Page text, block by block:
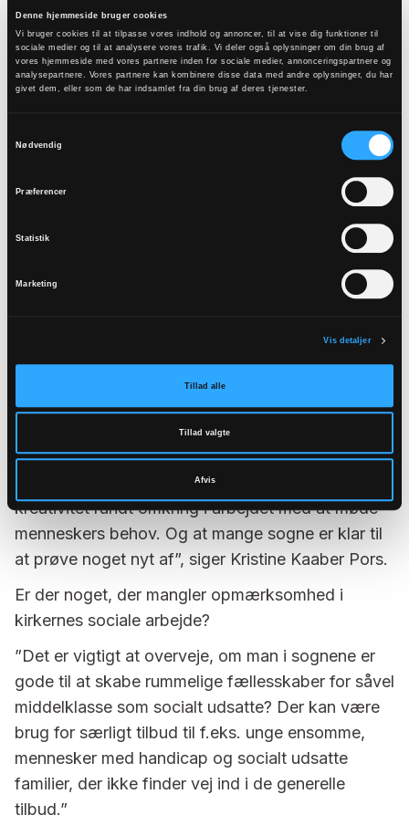
Denne hjemmeside bruger cookies
Vi bruger cookies til at tilpasse vores indhold og annoncer, til at vise dig funktioner til
sociale medier og til at analysere vores trafik. Vi deler også oplysninger om din brug af
vores hjemmeside med vores partnere inden for sociale medier, annonceringspartnere og
analysepartnere. Vores partnere kan kombinere disse data med andre oplysninger, du har
givet dem, eller som de har indsamlet fra din brug af deres tjenester.
Nødvendig
Præferencer
Statistik
Marketing
Vis detaljer
Tillad alle
Tillad valgte
Afvis
”Det er positivt, for folkekirken er via sin lokale
tilstedeværelse og netværk godt rustet til netop
den indsats med fællesskaber og frivillige lokalt”,
Flere sogne har deltaget i undersøgelsen, end
sidst den blev foretaget i 2021. Den gang var
svarprocenten 67 %, i år har 76 % svaret, hvilket
svarer til 69 sogne ud af 91.
svarkategorier om stressfri haver, Anonyme
Alkoholikere og familienet. Her viser det sig
blandt andet, at stressfri have, der opstod som et
helt nyt fænomen på Vesterbro i Apostelkirken for
”Det vidner efter min mening om, at der er stor
kreativitet rundt omkring i arbejdet med at møde
menneskers behov. Og at mange sogne er klar til
at prøve noget nyt af”, siger Kristine Kaaber Pors.
Er der noget, der mangler opmærksomhed i
kirkernes sociale arbejde?
”Det er vigtigt at overveje, om man i sognene er
gode til at skabe rummelige fællesskaber for såvel
middelklasse som socialt udsatte? Der kan være
brug for særligt tilbud til f.eks. unge ensomme,
mennesker med handicap og socialt udsatte
familier, der ikke finder vej ind i de generelle
tilbud.”